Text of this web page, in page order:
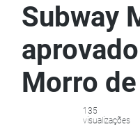
135
visualizações
Subway
Morro